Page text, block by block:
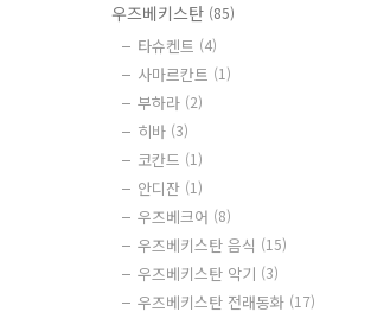
우즈베키스탄 (85)
타슈켄트 (4)
사마르칸트 (1)
부하라 (2)
히바 (3)
코칸드 (1)
안디잔 (1)
우즈베크어 (8)
우즈베키스탄 음식 (15)
우즈베키스탄 악기 (3)
우즈베키스탄 전래동화 (17)